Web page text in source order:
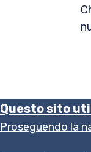
Questo sito
Proseguendo la